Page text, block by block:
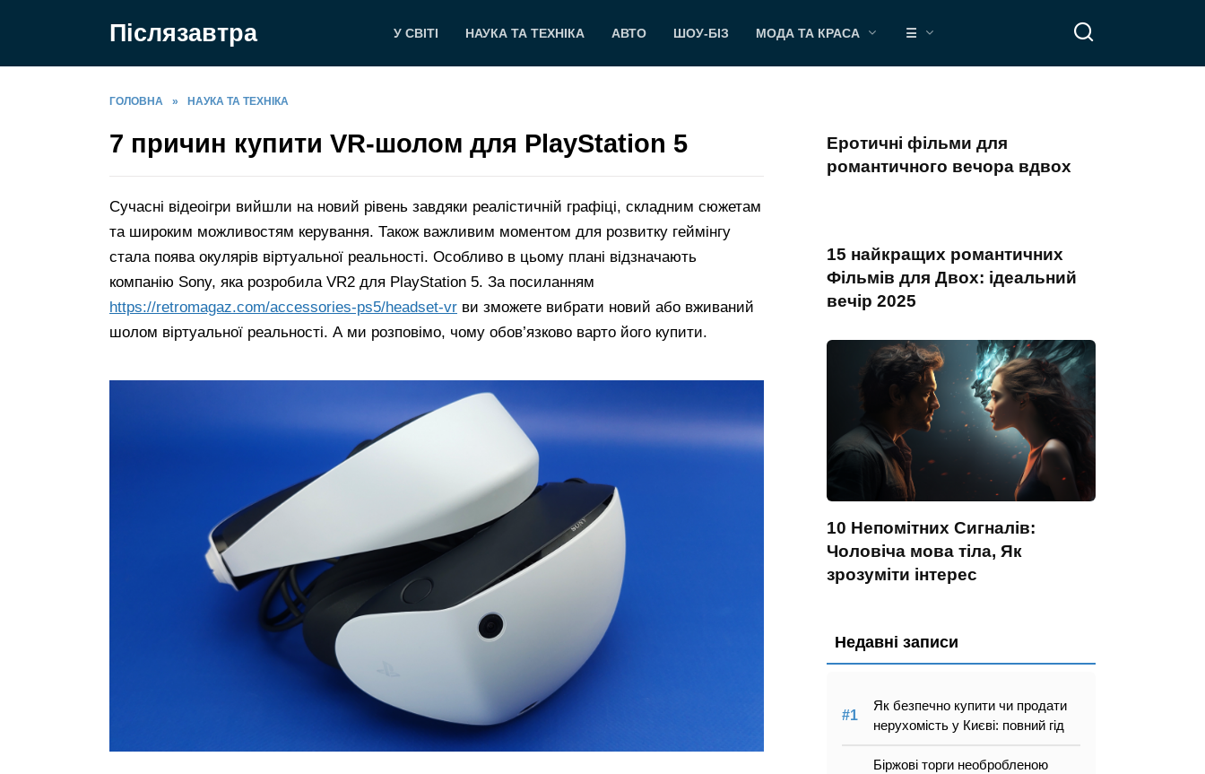
Післязавтра У СВІТІ НАУКА ТА ТЕХНІКА АВТО ШОУ-БІЗ МОДА ТА КРАСА ☰
ГОЛОВНА » НАУКА ТА ТЕХНІКА
7 причин купити VR-шолом для PlayStation 5
Сучасні відеоігри вийшли на новий рівень завдяки реалістичній графіці, складним сюжетам
та широким можливостям керування. Також важливим моментом для розвитку геймінгу
стала поява окулярів віртуальної реальності. Особливо в цьому плані відзначають
компанію Sony, яка розробила VR2 для PlayStation 5. За посиланням
https://retromagaz.com/accessories-ps5/headset-vr ви зможете вибрати новий або вживаний
шолом віртуальної реальності. А ми розповімо, чому обов’язково варто його купити.
Еротичні фільми для
романтичного вечора вдвох
15 найкращих романтичних
Фільмів для Двох: ідеальний
вечір 2025
10 Непомітних Сигналів:
Чоловіча мова тіла, Як
зрозуміти інтерес
Недавні записи
Як безпечно купити чи продати
нерухомість у Києві: повний гід
Біржові торги необробленою